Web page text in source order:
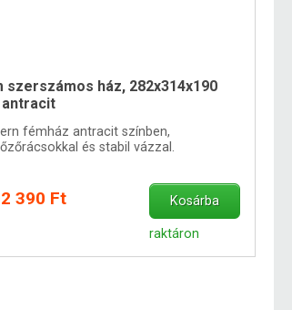
szerszámos ház, 282x314x190
antracit
fémház antracit színben,
és stabil vázzal.
390 Ft Kosárba
raktáron